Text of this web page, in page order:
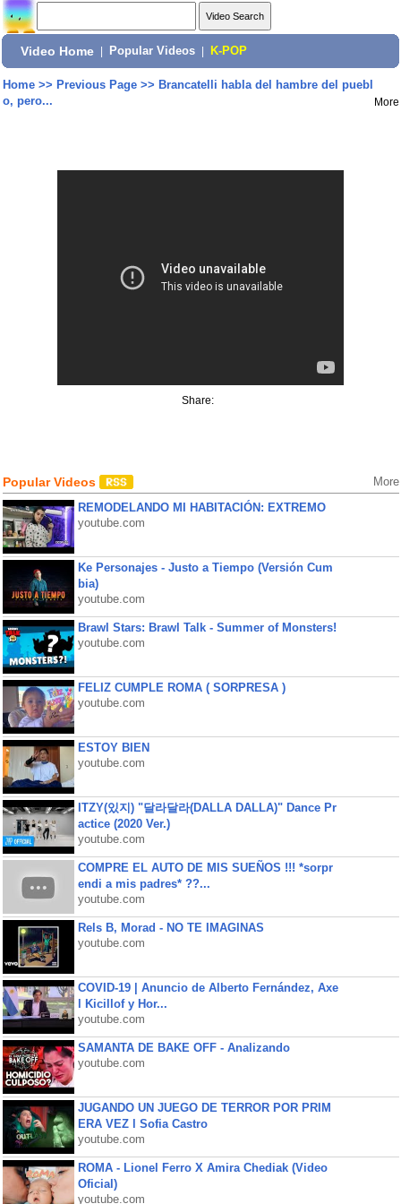
Video Home Popular Videos K-POP
Home>> Previous Page>> Brancatelli habla del hambre del puebl
o, pero...
More
Share:
Popular Videos More
REMODELANDO MI HABITACIÓN: EXTREMO
youtube.com
Ke Personajes - Justo a Tiempo (Versión Cum
bia)
youtube.com
Brawl Stars: Brawl Talk - Summer of Monsters!
youtube.com
FELIZ CUMPLE ROMA ( SORPRESA )
youtube.com
ESTOY BIEN
youtube.com
ITZY(있지) "달라달라(DALLA DALLA)" Dance Pr
actice (2020 Ver.)
youtube.com
COMPRE EL AUTO DE MIS SUEÑOS !!! *sorpr
endi a mis padres* ??...
youtube.com
Rels B, Morad - NO TE IMAGINAS
youtube.com
COVID-19 | Anuncio de Alberto Fernández, Axe
l Kicillof y Hor...
youtube.com
SAMANTA DE BAKE OFF - Analizando
youtube.com
JUGANDO UN JUEGO DE TERROR POR PRIM
ERA VEZ l Sofia Castro
youtube.com
ROMA - Lionel Ferro X Amira Chediak (Video
Oficial)
youtube.com